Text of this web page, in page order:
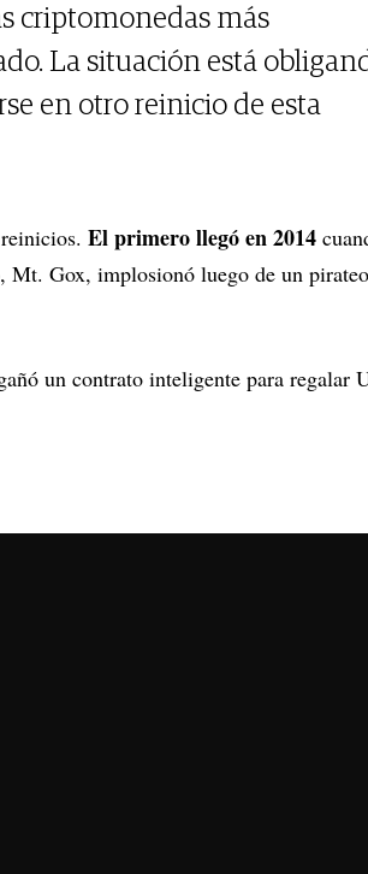
criptomonedas más
La situación está
en otro reinicio de esta
El primero llegó en 2014
Mt. Gox, implosionó luego de un
un contrato inteligente para regalar